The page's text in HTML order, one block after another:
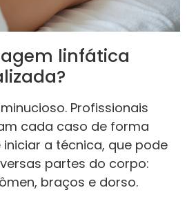
linfática
Profissionais
cada caso de forma
a técnica, que pode
partes do corpo:
braços e dorso.